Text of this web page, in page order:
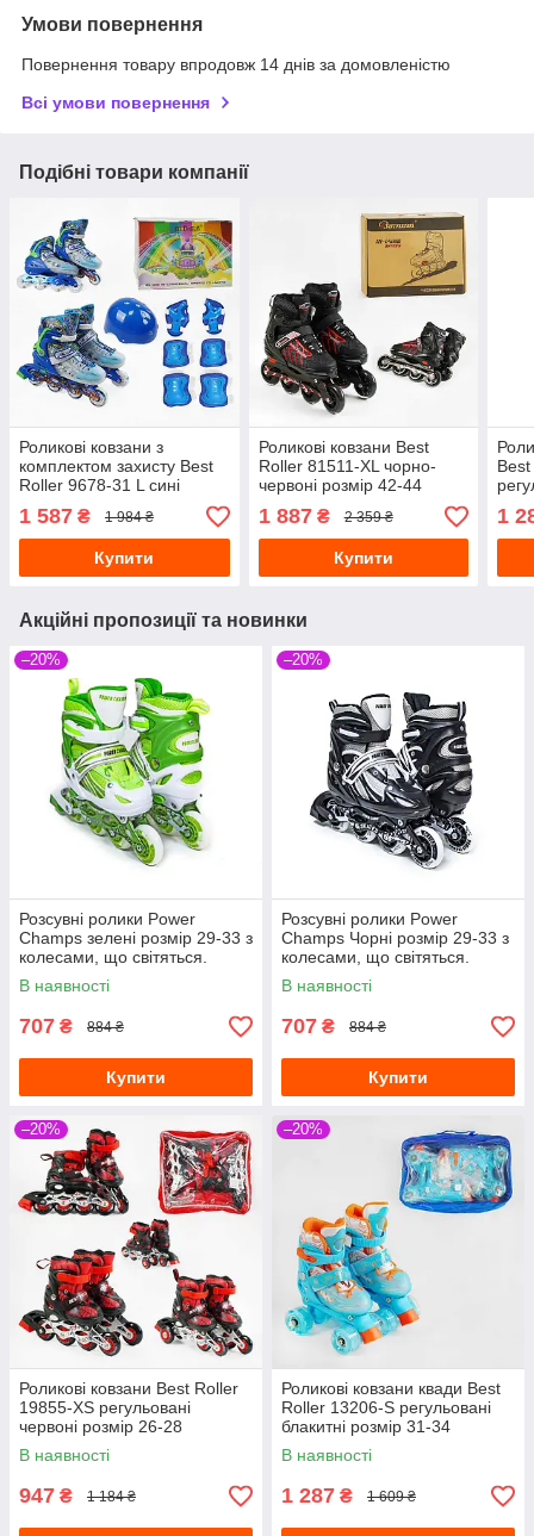
Умови повернення
Повернення товару впродовж 14 днів за домовленістю
Всі умови повернення
Подібні товари компанії
Роликові ковзани з
комплектом захисту Best
Roller 9678-31 L сині
розмір 39-43
1 587 ₴ 1 984 ₴
Купити
Роликові ковзани Best
Roller 81511-XL чорно-
червоні розмір 42-44
1 887₴ 2 359 ₴
Купити
1
Акційні пропозиції та новинки
–20%
Розсувні ролики Power
Champs зелені розмір 29-33 з
колесами, що світяться.
В наявності
707 ₴ 884 ₴
Купити
–20%
Розсувні ролики Power
Champs Чорні розмір 29-33 з
колесами, що світяться.
В наявності
707 ₴ 884 ₴
Купити
–20%
Роликові ковзани Best Roller
19855-XS регульовані
червоні розмір 26-28
В наявності
947 ₴ 1 184 ₴
–20%
Роликові ковзани квади Best
Roller 13206-S регульовані
блакитні розмір 31-34
В наявності
1 287 ₴ 1 609 ₴